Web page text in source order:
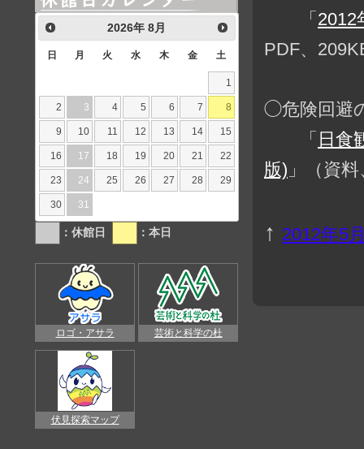
「 2012
PDF、
◯危険回避
「 日食
版) 」（資
↑ 2012年5
2026年8月
日 月 火 水 木 金 土
1
2 3 4 5 6 7 8
9 10 11 12 13 14 15
16 17 18 19 20 21 22
23 24 25 26 27 28 29
30 31
：休館日 ：本日
ロゴ・アサラ 芸術と科学の杜
伏見探索マップ